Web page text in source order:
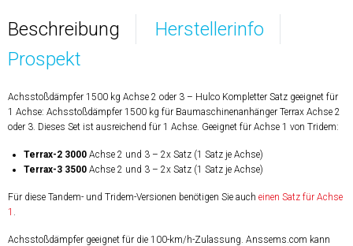
Beschreibung
Herstellerinfo
Prospekt
Achsstoßdämpfer 1500 kg Achse 2 oder 3 – Hulco Kompletter Satz geeignet für
1 Achse: Achsstoßdämpfer 1500 kg für Baumaschinenanhänger Terrax Achse 2
oder 3. Dieses Set ist ausreichend für 1 Achse. Geeignet für Achse 1 von Tridem:
Terrax-2 3000 Achse 2 und 3 – 2x Satz (1 Satz je Achse)
Terrax-3 3500 Achse 2 und 3 – 2x Satz (1 Satz je Achse)
Für diese Tandem- und Tridem-Versionen benötigen Sie auch einen Satz für Achse
1 .
Achsstoßdämpfer geeignet für die 100-km/h-Zulassung. Anssems.com kann